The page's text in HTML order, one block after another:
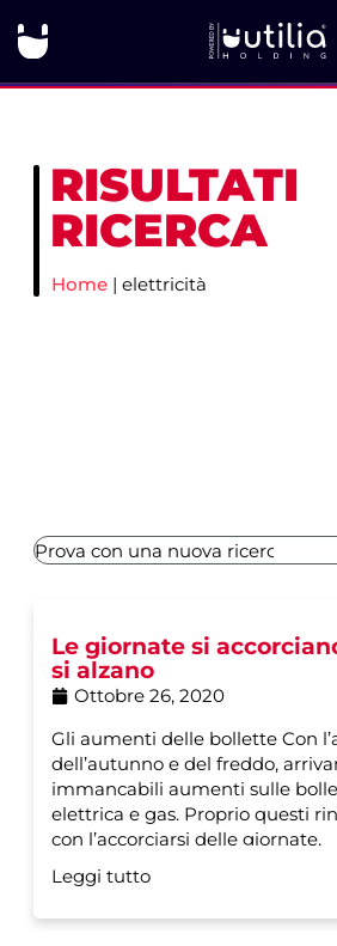
RISULTATI
RICERCA
Home | elettricità
Le giornate si
si alzano
Ottobre 26, 2020
Gli aumenti delle bollette Con
dell’autunno e del freddo,
immancabili aumenti sulle
elettrica e gas. Proprio questi
con l’accorciarsi delle giornate,
Leggi tutto